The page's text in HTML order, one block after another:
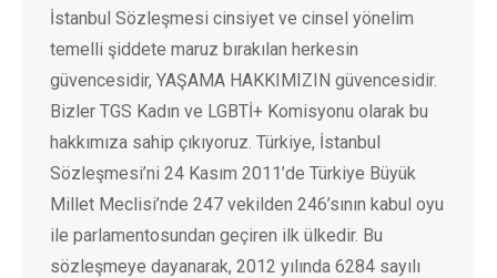
İstanbul Sözleşmesi cinsiyet ve cinsel yönelim
temelli şiddete maruz bırakılan herkesin
güvencesidir, YAŞAMA HAKKIMIZIN güvencesidir.
Bizler TGS Kadın ve LGBTİ+ Komisyonu olarak bu
hakkımıza sahip çıkıyoruz. Türkiye, İstanbul
Sözleşmesi’ni 24 Kasım 2011’de Türkiye Büyük
Millet Meclisi’nde 247 vekilden 246’sının kabul oyu
ile parlamentosundan geçiren ilk ülkedir. Bu
sözleşmeye dayanarak, 2012 yılında 6284 sayılı